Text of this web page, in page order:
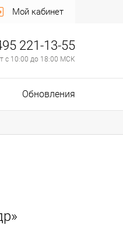
Мой кабинет
221-13-55
с 10:00 до 18:00 МСК
Обновления